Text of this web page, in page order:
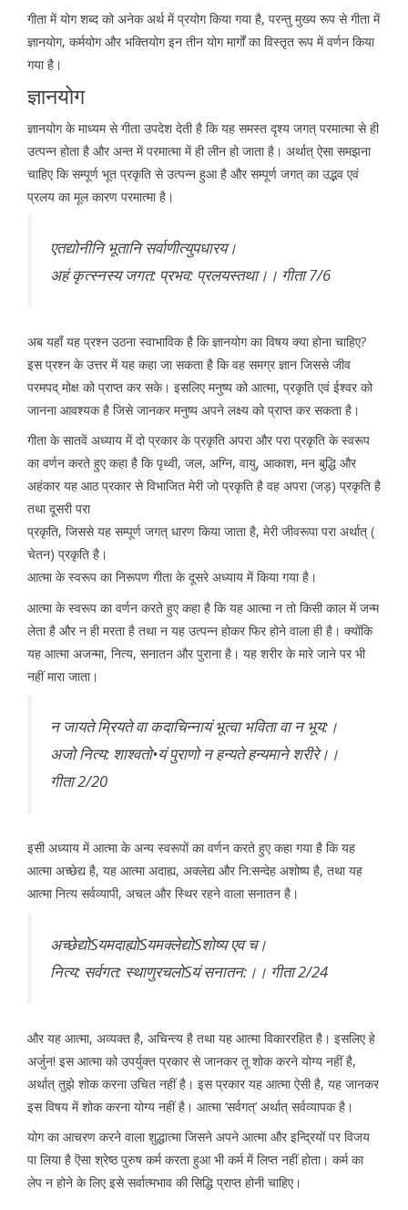
गीता में योग शब्द को अनेक अर्थ में प्रयोग किया गया है, परन्तु मुख्य रूप से गीता में
ज्ञानयोग, कर्मयोग और भक्तियोग इन तीन योग मार्गों का विस्तृत रूप में वर्णन किया
गया है।
ज्ञानयोग
ज्ञानयोग के माध्यम से गीता उपदेश देती है कि यह समस्त दृश्य जगत् परमात्मा से ही
उत्पन्न होता है और अन्त में परमात्मा में ही लीन हो जाता है। अर्थात् ऐसा समझना
चाहिए कि सम्पूर्ण भूत प्रकृति से उत्पन्न हुआ है और सम्पूर्ण जगत् का उद्भव एवं
प्रलय का मूल कारण परमात्मा है।
एतद्योनीनि भूतानि सर्वाणीत्युपधारय।
अहं कृत्स्नस्य जगत: प्रभव: प्रलयस्तथा।। गीता 7/6
अब यहाँ यह प्रश्न उठना स्वाभाविक है कि ज्ञानयोग का विषय क्या होना चाहिए?
इस प्रश्न के उत्तर में यह कहा जा सकता है कि वह समग्र ज्ञान जिससे जीव
परमपद् मोक्ष को प्राप्त कर सके। इसलिए मनुष्य को आत्मा, प्रकृति एवं ईश्वर को
जानना आवश्यक है जिसे जानकर मनुष्य अपने लक्ष्य को प्राप्त कर सकता है।
गीता के सातवें अध्याय में दो प्रकार के प्रकृति अपरा और परा प्रकृति के स्वरूप
का वर्णन करते हुए कहा है कि पृथ्वी, जल, अग्नि, वायु, आकाश, मन बुद्धि और
अहंकार यह आठ प्रकार से विभाजित मेरी जो प्रकृति है वह अपरा (जड़) प्रकृति है
तथा दूसरी परा
प्रकृति, जिससे यह सम्पूर्ण जगत् धारण किया जाता है, मेरी जीवरूपा परा अर्थात् (
चेतन) प्रकृति है।
आत्मा के स्वरूप का निरूपण गीता के दूसरे अध्याय में किया गया है।
आत्मा के स्वरूप का वर्णन करते हुए कहा है कि यह आत्मा न तो किसी काल में जन्म
लेता है और न ही मरता है तथा न यह उत्पन्न होकर फिर होने वाला ही है। क्योंकि
यह आत्मा अजन्मा, नित्य, सनातन और पुराना है। यह शरीर के मारे जाने पर भी
नहीं मारा जाता।
न जायते म्रियते वा कदाचिन्नायं भूत्वा भविता वा न भूय:।
अजो नित्य: शाश्वतो•यं पुराणो न हन्यते हन्यमाने शरीरे।।
गीता 2/20
इसी अध्याय में आत्मा के अन्य स्वरूपों का वर्णन करते हुए कहा गया है कि यह
आत्मा अच्छेद्य है, यह आत्मा अदाह्य, अक्लेद्य और नि:सन्देह अशोष्य है, तथा यह
आत्मा नित्य सर्वव्यापी, अचल और स्थिर रहने वाला सनातन है।
अच्छेद्योSयमदाह्योSयमक्लेद्योSशोष्य एव च।
नित्य: सर्वगत: स्थाणुरचलोSयं सनातन:।। गीता 2/24
और यह आत्मा, अव्यक्त है, अचिन्त्य है तथा यह आत्मा विकाररहित है। इसलिए हे
अर्जुन! इस आत्मा को उपर्युक्त प्रकार से जानकर तू शोक करने योग्य नहीं है,
अर्थात् तुझे शोक करना उचित नहीं है। इस प्रकार यह आत्मा ऐसी है, यह जानकर
इस विषय में शोक करना योग्य नहीं है। आत्मा ‘सर्वगत्’ अर्थात् सर्वव्यापक है।
योग का आचरण करने वाला शुद्धात्मा जिसने अपने आत्मा और इन्द्रियों पर विजय
पा लिया है ऎसा श्रेष्ठ पुरुष कर्म करता हुआ भी कर्म में लिप्त नहीं होता। कर्म का
लेप न होने के लिए इसे सर्वात्मभाव की सिद्धि प्राप्त होनी चाहिए।